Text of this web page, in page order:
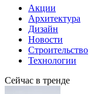
Акции
Архитектура
Дизайн
Новости
Строительство
Технологии
Сейчас в тренде